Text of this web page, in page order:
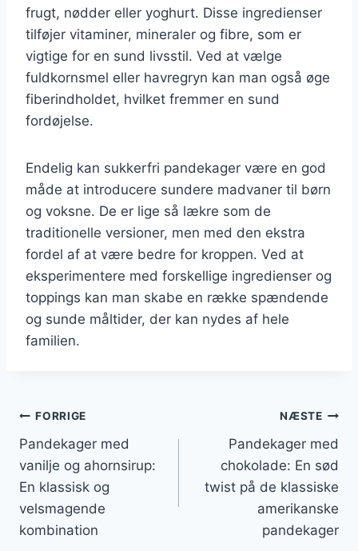
frugt, nødder eller yoghurt. Disse ingredienser
tilføjer vitaminer, mineraler og fibre, som er
vigtige for en sund livsstil. Ved at vælge
fuldkornsmel eller havregryn kan man også øge
fiberindholdet, hvilket fremmer en sund
fordøjelse.
Endelig kan sukkerfri pandekager være en god
måde at introducere sundere madvaner til børn
og voksne. De er lige så lækre som de
traditionelle versioner, men med den ekstra
fordel af at være bedre for kroppen. Ved at
eksperimentere med forskellige ingredienser og
toppings kan man skabe en række spændende
og sunde måltider, der kan nydes af hele
familien.
Indlægsnavigation
FORRIGE
Pandekager med
vanilje og ahornsirup:
En klassisk og
velsmagende
kombination
NÆSTE
Pandekager med
chokolade: En sød
twist på de klassiske
amerikanske
pandekager